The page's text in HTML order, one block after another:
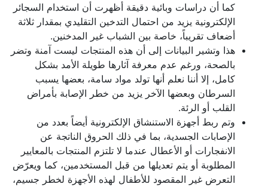
كما أن دراسات وبائية دقيقة أظهرت أن استخدام السجائر
الإلكترونية يزيد من احتمال التدخين التقليدي بمقدار ثلاثة
أضعاف تقريباً، خاصة بين الشباب غير المدخنين.
هذا وتشير البيانات إلى أن هذه المنتجات ليست آمنة وتضر
بالصحة، ورغم عدم معرفة آثارها طويلة الأمد بشكل
كامل، إلا أننا نعلم أنها تولد مواد سامة، بعضها يسبب
السرطان وبعضها الآخر يزيد من خطر الإصابة بأمراض
القلب أو الرئة.
وتم ربط أجهزة الاستنشاق الإلكترونية أيضاً بعدد من
الإصابات الجسدية، بما في ذلك الحروق الناتجة عن
الانفجارات أو الأعطال عندما لا تلتزم المنتجات بالمعايير
المطلوبة أو يتم تعديلها من قبل المستخدمين، كما ويعرّض
التعرض غير المقصود للأطفال لهذه الأجهزة لخطر جسيم،